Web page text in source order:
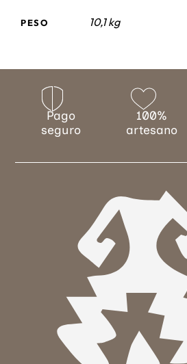
PESO 10,1 kg
Pago
seguro
100%
artesano